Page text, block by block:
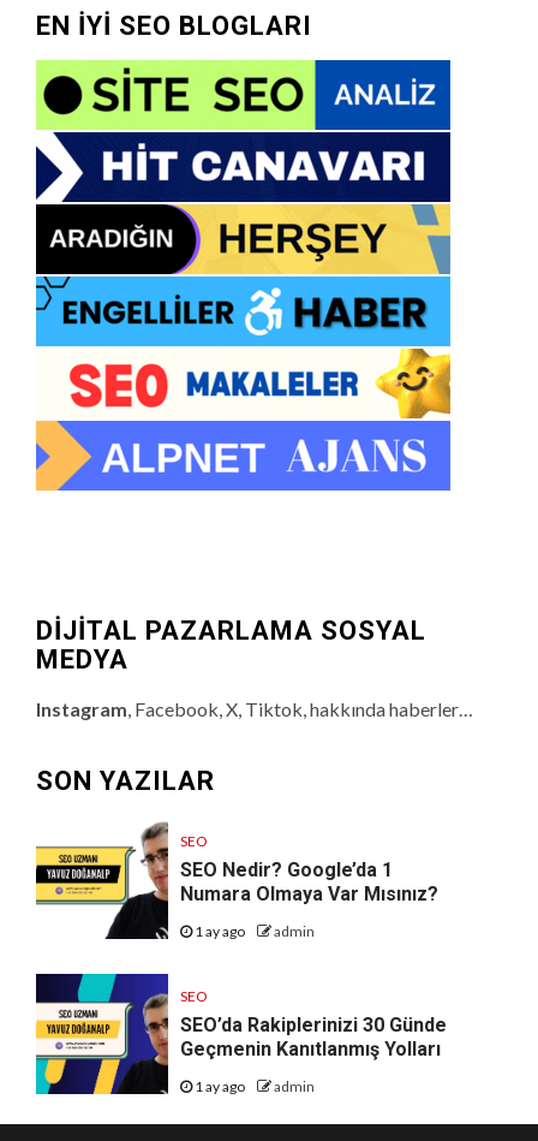
EN İYİ SEO BLOGLARI
DİJİTAL PAZARLAMA SOSYAL
MEDYA
Instagram , Facebook, X, Tiktok, hakkında haberler…
SON YAZILAR
SEO
SEO Nedir? Google’da 1
Numara Olmaya Var Mısınız?
1 ay ago admin
SEO
SEO’da Rakiplerinizi 30 Günde
Geçmenin Kanıtlanmış Yolları
1 ay ago admin